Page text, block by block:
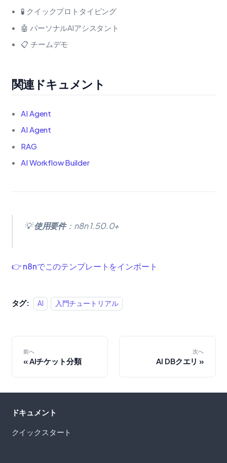
🧪 クイックプロトタイピング
🤖 パーソナルAIアシスタント
📋 チームデモ
関連ドキュメント
AI Agent
AI Agent
RAG
AI Workflow Builder
💡使用要件：n8n 1.50.0+
👉 n8nでこのテンプレートをインポート
タグ: AI 入門チュートリアル
前へ
AIチケット分類
次へ
AI DBクエリ
ドキュメント
クイックスタート